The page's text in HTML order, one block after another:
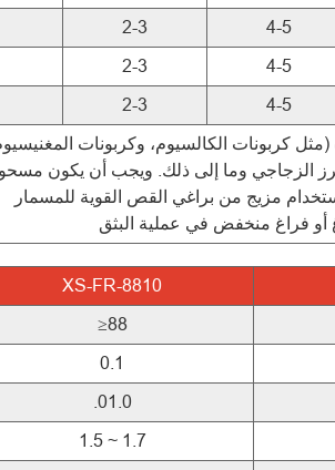
2-3 4-5
2-3 4-5
2-3 4-5
الزجاجي وما إلى ذلك. ويجب أن يكون
مزيج من براغي القص القوية للمسمار
أو فراغ منخفض في عملية البثق
XS-FR-8810
≥88
0.1
.01.0
1.5 ~ 1.7